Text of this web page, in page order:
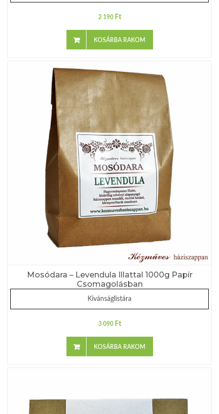
2 190 Ft
KOSÁRBA RAKOM
Mosódara – Levendula Illattal 1000g Papír
Csomagolásban
Kívánságlistára
3 090 Ft
KOSÁRBA RAKOM